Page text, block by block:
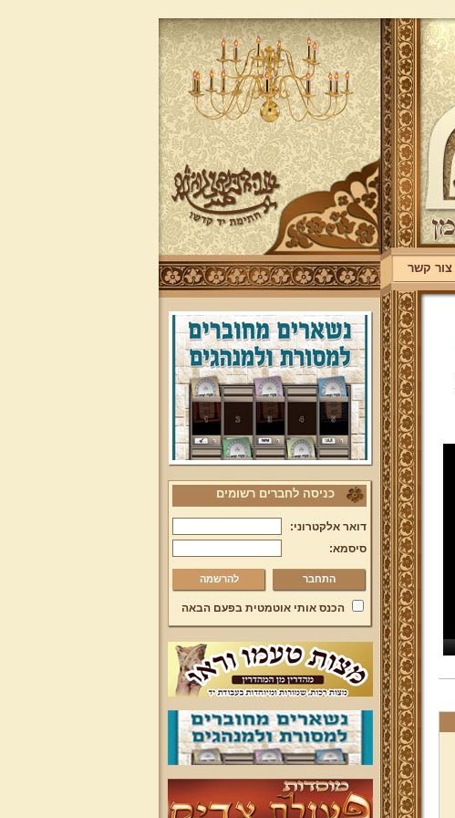
צור קשר
כניסה לחברים רשומים
דואר אלקטרוני:
סיסמא:
להרשמה
הכנס אותי אוטמטית בפעם הבאה